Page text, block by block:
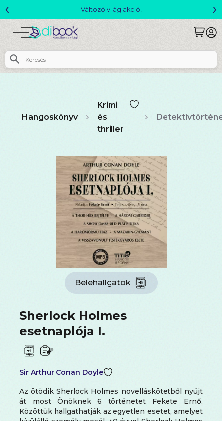
Csomagajánlatok- Akár 25% kedvezménnyel!
‹ ›
Hangoskönyv
Krimi
és
thriller
Belehallgatok
Sherlock Holmes
esetnaplója I.
Sir Arthur Conan Doyle
Az ötödik Sherlock Holmes novelláskötetből nyújt
át most Önöknek 6 történetet Fekete Ernő.
Közöttük hallgathatják az egyetlen esetet, amelyet